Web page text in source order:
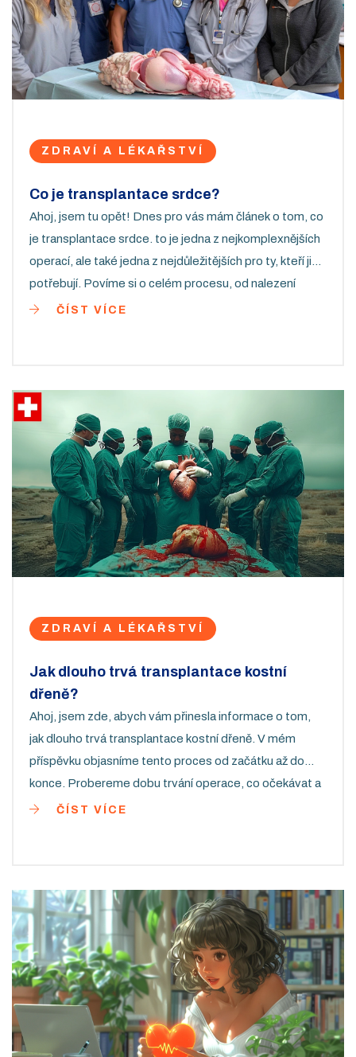
ZDRAVÍ A LÉKAŘSTVÍ
Co je transplantace srdce?
Ahoj, jsem tu opět! Dnes pro vás mám článek o tom, co
je transplantace srdce. to je jedna z nejkomplexnějších
operací, ale také jedna z nejdůležitějších pro ty, kteří ji
potřebují. Povíme si o celém procesu, od nalezení
dárce srdce až po péči po transplantaci. Také
ČÍST VÍCE
ZDRAVÍ A LÉKAŘSTVÍ
Jak dlouho trvá transplantace kostní
dřeně?
Ahoj, jsem zde, abych vám přinesla informace o tom,
jak dlouho trvá transplantace kostní dřeně. V mém
příspěvku objasníme tento proces od začátku až do
konce. Probereme dobu trvání operace, co očekávat a
jak se připravit. Moje snaha je vám nabídnout jasné a
ČÍST VÍCE